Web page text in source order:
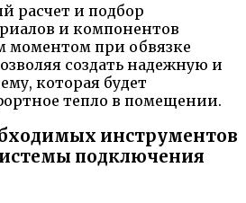
расчет и подбор
и компонентов
моментом при обвязке
создать надежную и
которая будет
тепло в помещении.
инструментов
подключения